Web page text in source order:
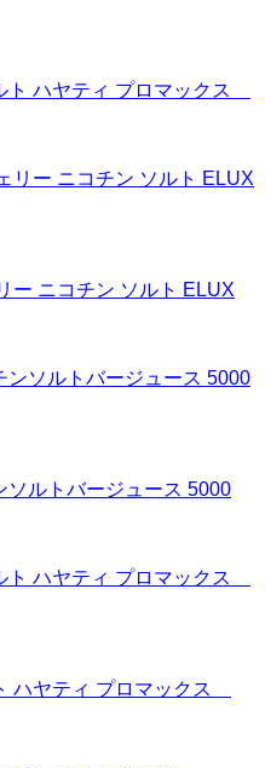
ト ハヤティ プロマックス
ー ニコチン ソルト ELUX
ソルトバージュース 5000
ハヤティ プロマックス